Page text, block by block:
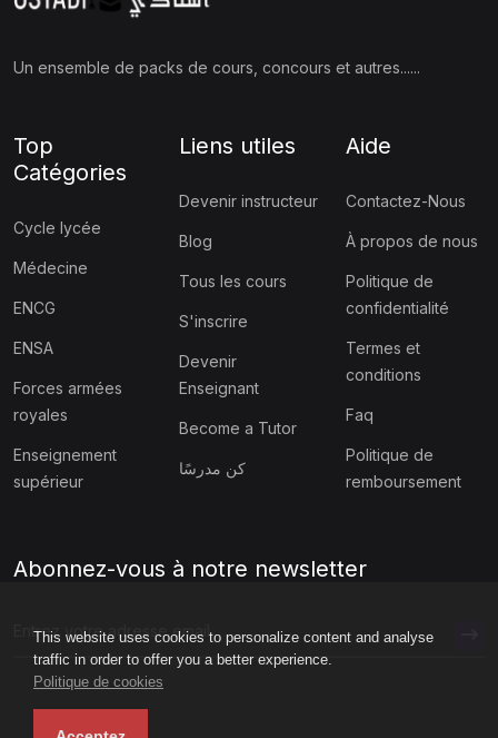
This website uses cookies to personalize content and analyse
traffic in order to offer you a better experience.
Politique de cookies
Un ensemble de packs de cours, concours et autres......
Top
Catégories
Cycle lycée
Médecine
ENCG
ENSA
Forces armées
royales
Enseignement
supérieur
Liens utiles
Devenir instructeur
Blog
Tous les cours
S'inscrire
Devenir
Enseignant
Become a Tutor
كن مدرسًا
Aide
Contactez-Nous
À propos de nous
Politique de
confidentialité
Termes et
conditions
Faq
Politique de
remboursement
Abonnez-vous à notre newsletter